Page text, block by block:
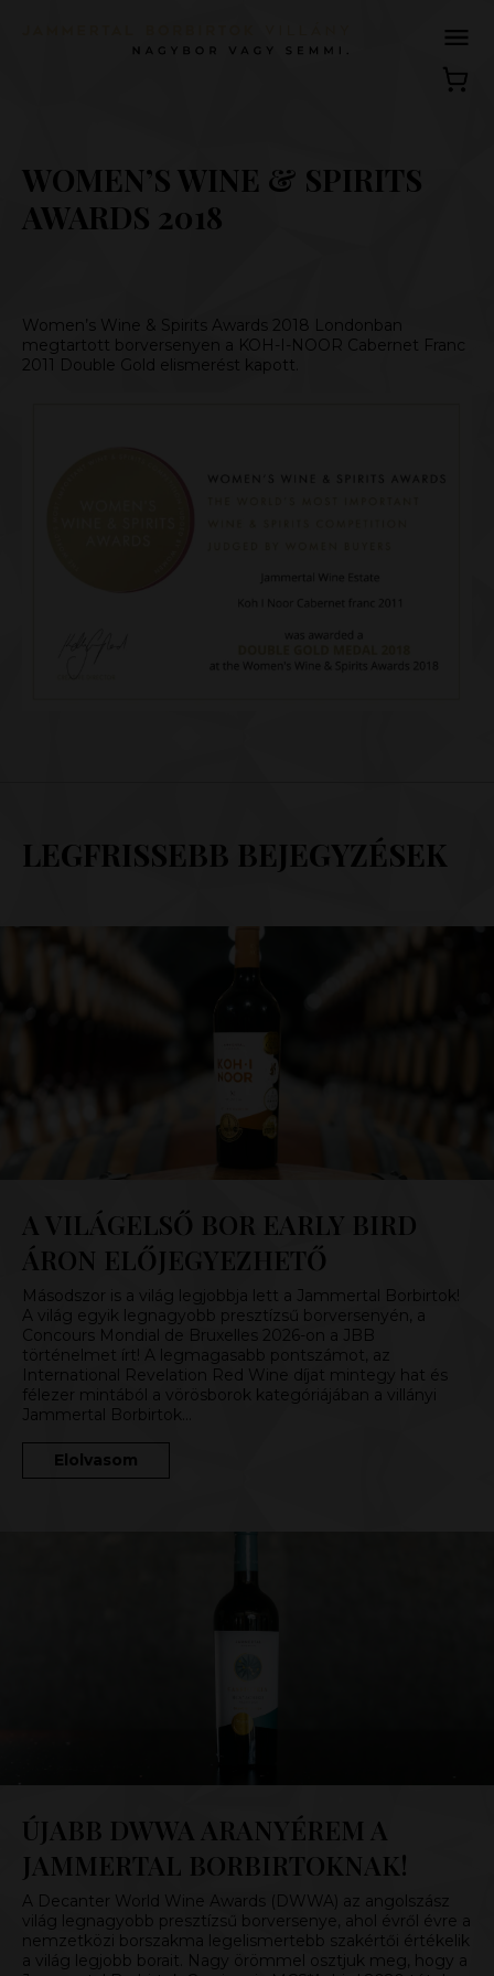
WOMEN’S WINE & SPIRITS
AWARDS 2018
Women’s Wine & Spirits Awards 2018 Londonban
megtartott borversenyen a KOH-I-NOOR Cabernet Franc
2011 Double Gold elismerést kapott.
LEGFRISSEBB BEJEGYZÉSEK
A VILÁGELSŐ BOR EARLY BIRD
ÁRON ELŐJEGYEZHETŐ
Másodszor is a világ legjobbja lett a Jammertal Borbirtok!
A világ egyik legnagyobb presztízsű borversenyén, a
Concours Mondial de Bruxelles 2026-on a JBB
történelmet írt! A legmagasabb pontszámot, az
International Revelation Red Wine díjat mintegy hat és
félezer mintából a vörösborok kategóriájában a villányi
Jammertal Borbirtok…
Elolvasom
ÚJABB DWWA ARANYÉREM A
JAMMERTAL BORBIRTOKNAK!
A Decanter World Wine Awards (DWWA) az angolszász
világ legnagyobb presztízsű borversenye, ahol évről évre a
nemzetközi borszakma legelismertebb szakértői értékelik
a világ legjobb borait. Nagy örömmel osztjuk meg, hogy a